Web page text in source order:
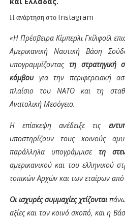
Η ανάρτηση στο Instagram
«Η Πρέσβειρα Κίμπερλι Γκίλφοϊλ
Αμερικανική Ναυτική Βάση
υπογραμμίζονταςτη στρατηγική
κόμβουγια την περιφερειακή
πλαίσιο του ΝΑΤΟ και τη
Ανατολική Μεσόγειο.
Η επίσκεψη ανέδειξε τις
υποστηρίζουν τους κοινούς
παράλληλα υπογράμμισε τη
αμερικανικού και του ελληνικού
τοπικών Αρχών και των εταίρων από
Οι ισχυρές συμμαχίες χτίζονταιπάνω
αξίες και τον κοινό σκοπό, και η